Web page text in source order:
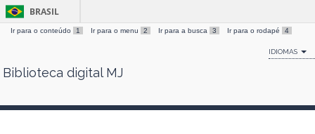
Skip
BRASIL
Ir para o conteúdo 1 Ir para o menu 2 Ir para a busca 3 Ir para o rodapé 4
IDIOMAS
Biblioteca digital MJ